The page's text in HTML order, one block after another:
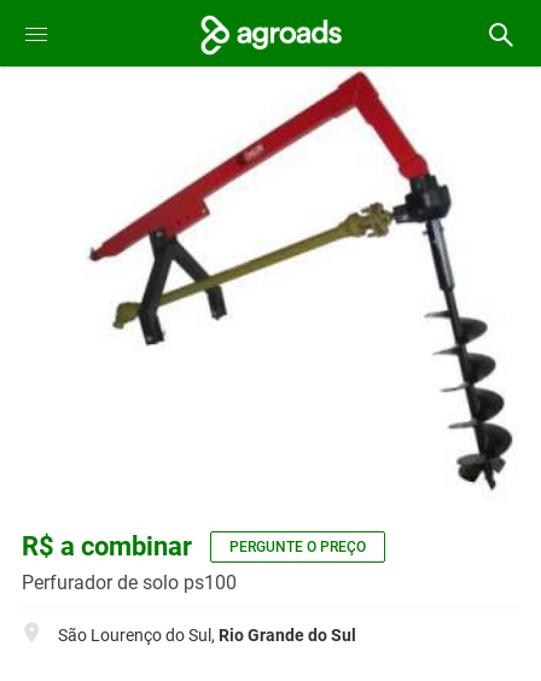
R$ a combinar PERGUNTE O PREÇO
Perfurador de solo ps100
São Lourenço do Sul, Rio Grande do Sul